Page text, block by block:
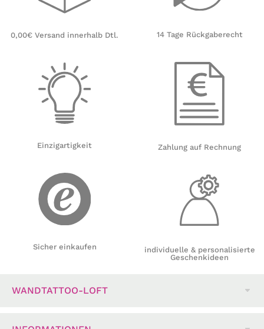
0,00€ Versand innerhalb Dtl.
Einzigartigkeit
Sicher einkaufen
14 Tage Rückgaberecht
Zahlung auf Rechnung
individuelle & personalisierte
Geschenkideen
WANDTATTOO-LOFT